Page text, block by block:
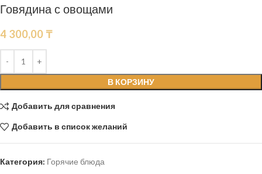
Говядина с овощами
4 300,00 ₸
В КОРЗИНУ
Добавить для сравнения
Добавить в список желаний
Категория: Горячие блюда